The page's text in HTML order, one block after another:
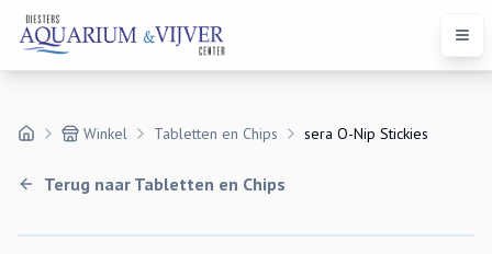
Winkel Tabletten en Chips sera O-Nip Stickies
Terug naar Tabletten en Chips